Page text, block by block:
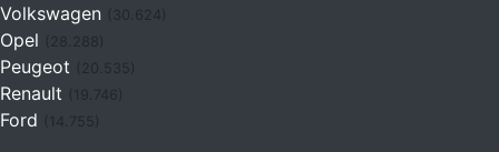
Volkswagen (30.624)
Opel
Peugeot
Renault (19.746)
Ford (14.755)